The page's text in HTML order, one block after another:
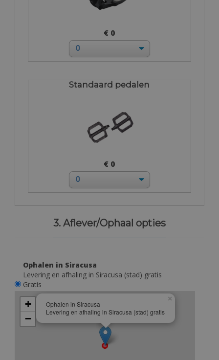
€ 0
Standaard pedalen
€ 0
3. Aflever/Ophaal opties
Ophalen in Siracusa
Levering en afhaling in Siracusa (stad) gratis
Gratis
Ophalen in Siracusa
Levering en afhaling in Siracusa (stad) gratis
×
+
−